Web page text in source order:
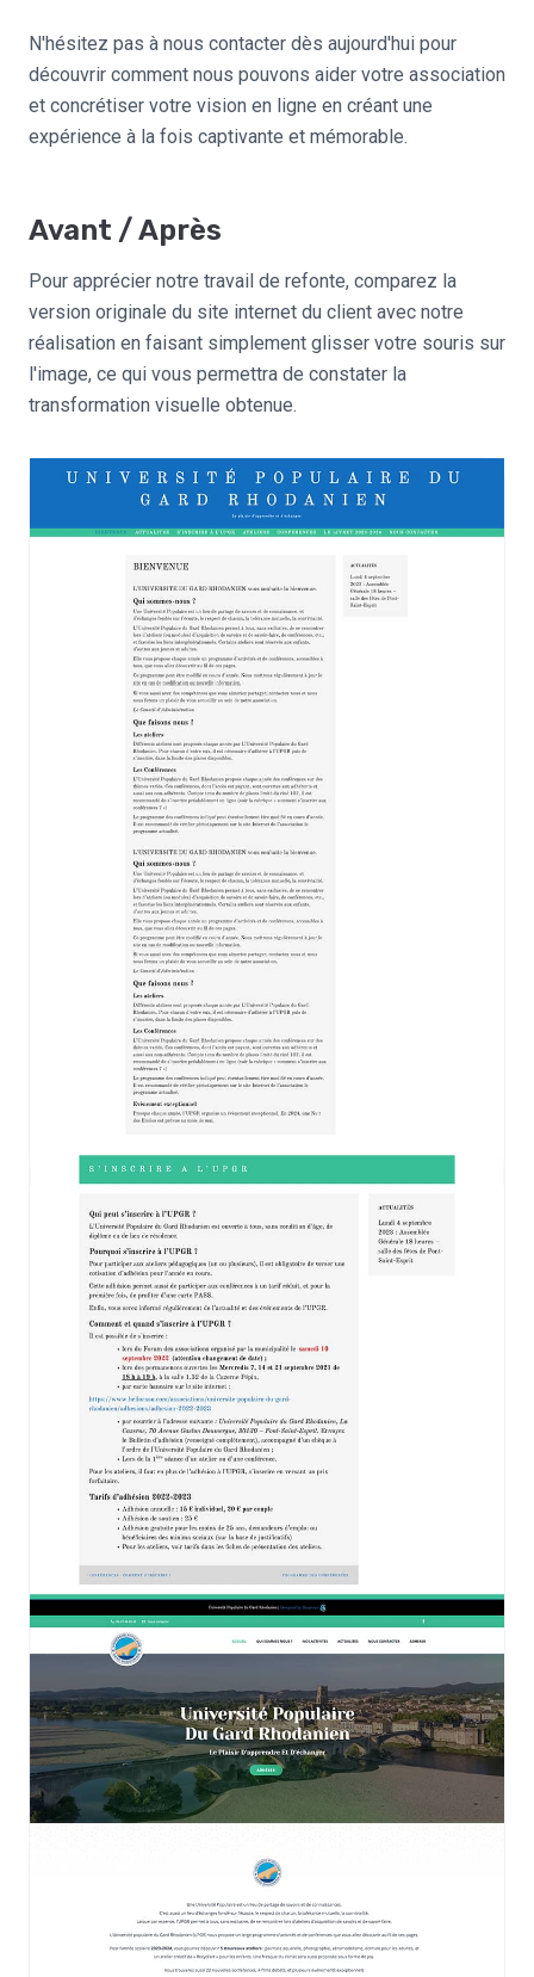
N'hésitez pas à nous contacter dès aujourd'hui pour
découvrir comment nous pouvons aider votre association
et concrétiser votre vision en ligne en créant une
expérience à la fois captivante et mémorable.
Avant / Après
Pour apprécier notre travail de refonte, comparez la
version originale du site internet du client avec notre
réalisation en faisant simplement glisser votre souris sur
l'image, ce qui vous permettra de constater la
transformation visuelle obtenue.